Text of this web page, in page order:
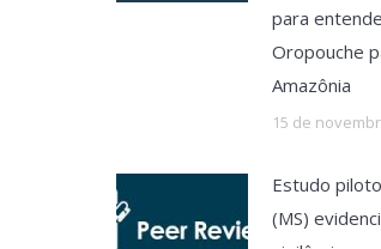
para
Oropouche
Amazônia
15 de
Estudo
(MS)